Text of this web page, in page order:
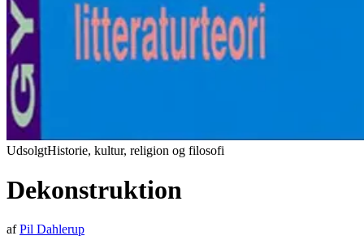
UdsolgtHistorie, kultur, religion og filosofi
Dekonstruktion
afPil Dahlerup